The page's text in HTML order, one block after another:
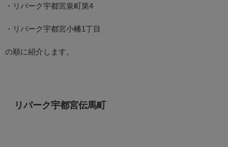
・リパーク宇都宮泉町第4
・リパーク宇都宮小幡1丁目
の順に紹介します。
リパーク宇都宮伝馬町